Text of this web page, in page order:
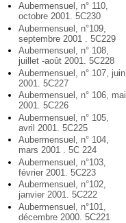
Aubermensuel, n° 110,
octobre 2001. 5C230
Aubermensuel, n°109,
septembre 2001 . 5C229
Aubermensuel, n° 108,
juillet -août 2001. 5C228
Aubermensuel, n° 107, juin
2001. 5C227
Aubermensuel, n° 106, mai
2001. 5C226
Aubermensuel, n° 105,
avril 2001. 5C225
Aubermensuel, n° 104,
mars 2001 . 5C 224
Aubermensuel, n°103,
février 2001. 5C223
Aubermensuel, n°102,
janvier 2001. 5C222
Aubermensuel, n°101,
décembre 2000. 5C221